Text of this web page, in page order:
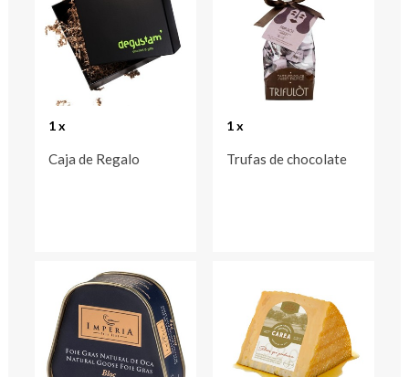
1 x
Caja de Regalo
1 x
Trufas de chocolate